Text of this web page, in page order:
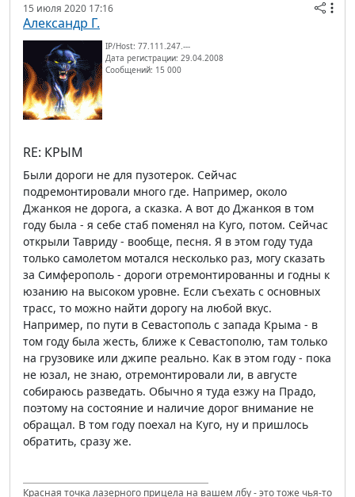
15 июля 2020 17:16
Александр Г.
IP/Host: 77.111.247.---
Дата регистрации: 29.04.2008
Сообщений: 15 000
RE: КРЫМ
Были дороги не для пузотерок. Сейчас
подремонтировали много где. Например, около
Джанкоя не дорога, а сказка. А вот до Джанкоя в том
году была - я себе стаб поменял на Куго, потом. Сейчас
открыли Тавриду - вообще, песня. Я в этом году туда
только самолетом мотался несколько раз, могу сказать
за Симферополь - дороги отремонтированны и годны к
юзанию на высоком уровне. Если съехать с основных
трасс, то можно найти дорогу на любой вкус.
Например, по пути в Севастополь с запада Крыма - в
том году была жесть, ближе к Севастополю, там только
на грузовике или джипе реально. Как в этом году - пока
не юзал, не знаю, отремонтировали ли, в августе
собираюсь разведать. Обычно я туда езжу на Прадо,
поэтому на состояние и наличие дорог внимание не
обращал. В том году поехал на Куго, ну и пришлось
обратить, сразу же.
Красная точка лазерного прицела на вашем лбу - это тоже чья-то